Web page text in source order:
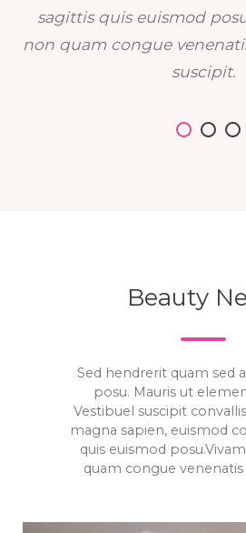
sagittis quis euismod
non quam congue
suscipit.
Beauty
Sed hendrerit quam sed
posu. Mauris ut
Vestibuel suscipit
magna sapien, euismod
quis euismod
quam congue